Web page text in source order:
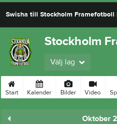
Swisha till Stockholm Framefotboll
Stockholm
Välj lag
Start Kalender Bilder Video
Oktober